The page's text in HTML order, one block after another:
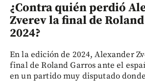
¿Contra quién perdió
Zverev la final de
2024?
En la edición de 2024, Alexander
final de Roland Garros ante el
en un partido muy disputado